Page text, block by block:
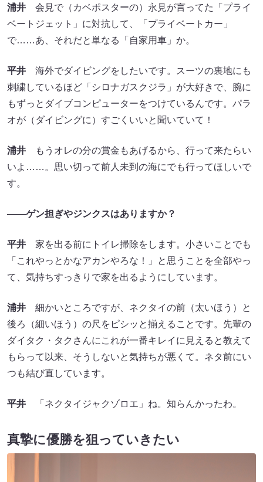
浦井 会見で（カベポスターの）永見が言ってた「プライ
ベートジェット」に対抗して、「プライベートカー」
で……あ、それだと単なる「自家用車」か。
平井 海外でダイビングをしたいです。スーツの裏地にも
刺繍しているほど「シロナガスクジラ」が大好きで、腕に
もずっとダイブコンピューターをつけているんです。パラ
オが（ダイビングに）すごくいいと聞いていて！
浦井 もうオレの分の賞金もあげるから、行って来たらい
いよ……。思い切って前人未到の海にでも行ってほしいで
す。
――ゲン担ぎやジンクスはありますか？
平井 家を出る前にトイレ掃除をします。小さいことでも
「これやっとかなアカンやろな！」と思うことを全部やっ
て、気持ちすっきりで家を出るようにしています。
浦井 細かいところですが、ネクタイの前（太いほう）と
後ろ（細いほう）の尺をピシッと揃えることです。先輩の
ダイタク・タクさんにこれが一番キレイに見えると教えて
もらって以来、そうしないと気持ちが悪くて。ネタ前にい
つも結び直しています。
平井 「ネクタイジャクゾロエ」ね。知らんかったわ。
真摯に優勝を狙っていきたい